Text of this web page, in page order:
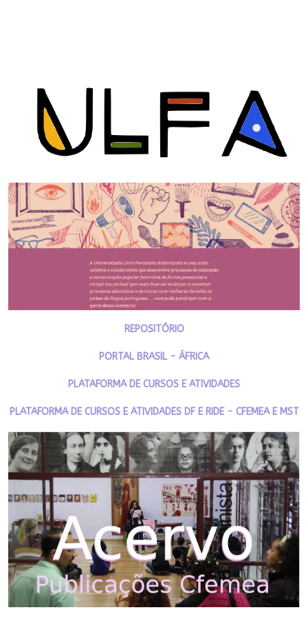
REPOSITÓRIO
PORTAL BRASIL - ÁFRICA
PLATAFORMA DE CURSOS E ATIVIDADES
PLATAFORMA DE CURSOS E ATIVIDADES DF E RIDE - CFEMEA E MST